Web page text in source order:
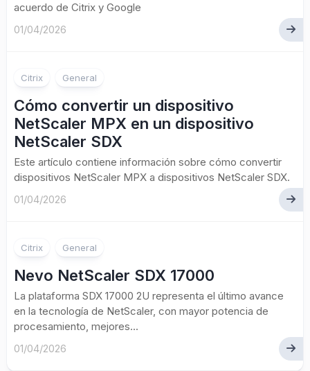
acuerdo de Citrix y Google
01/04/2026
Citrix General
Cómo convertir un dispositivo
NetScaler MPX en un dispositivo
NetScaler SDX
Este artículo contiene información sobre cómo convertir
dispositivos NetScaler MPX a dispositivos NetScaler SDX.
01/04/2026
Citrix General
Nevo NetScaler SDX 17000
La plataforma SDX 17000 2U representa el último avance
en la tecnología de NetScaler, con mayor potencia de
procesamiento, mejores...
01/04/2026